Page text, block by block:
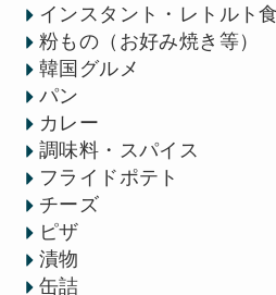
インスタント・レトルト
粉もの（お好み焼き等）
韓国グルメ
パン
カレー
調味料・スパイス
フライドポテト
チーズ
ピザ
漬物
缶詰